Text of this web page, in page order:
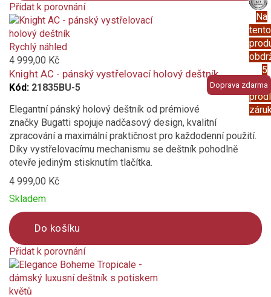
Na
tento
5
letou
Přidat k porovnání
Product
is
added
to
compare
Doprava zdarma
Rychlý náhled
4 999,00 Kč
Knight AC - pánský vystřelovací holový deštník
Kód: 21835BU-5
Elegantní pánský holový deštník od prémiové
značky Bugatti spojuje nadčasový design, kvalitní
zpracování a maximální praktičnost pro každodenní použití.
Díky vystřelovacímu mechanismu se deštník pohodlně
otevře jediným stisknutím tlačítka.
4 999,00 Kč
Skladem
Do košíku
Přidat k porovnání
Product
is
added